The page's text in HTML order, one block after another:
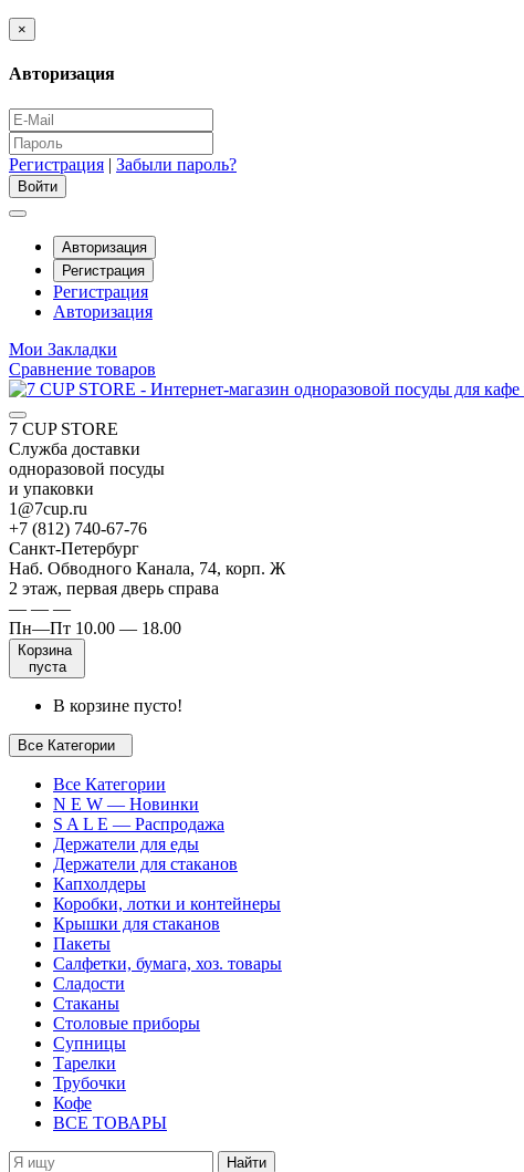
×
Авторизация
Регистрация | Забыли пароль?
Авторизация
Регистрация
Регистрация
Авторизация
Мои Закладки
Сравнение товаров
7 CUP STORE
Служба доставки
одноразовой посуды
и упаковки
1@7cup.ru
+7 (812) 740-67-76
Санкт-Петербург
Наб. Обводного Канала, 74, корп. Ж
2 этаж, первая дверь справа
— — —
Пн—Пт 10.00 — 18.00
Корзина
пуста
В корзине пусто!
Все Категории
Все Категории
N E W — Новинки
S A L E — Распродажа
Держатели для еды
Держатели для стаканов
Капхолдеры
Коробки, лотки и контейнеры
Крышки для стаканов
Пакеты
Салфетки, бумага, хоз. товары
Сладости
Стаканы
Столовые приборы
Супницы
Тарелки
Трубочки
Кофе
ВСЕ ТОВАРЫ
Найти